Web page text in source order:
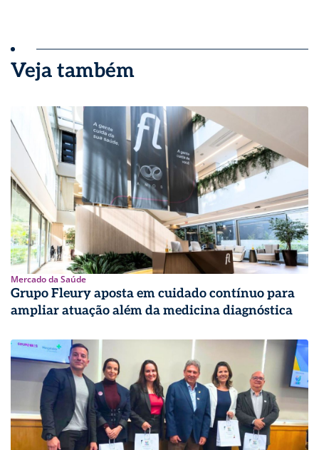
Veja também
Mercado da Saúde
Grupo Fleury aposta em cuidado contínuo para
ampliar atuação além da medicina diagnóstica